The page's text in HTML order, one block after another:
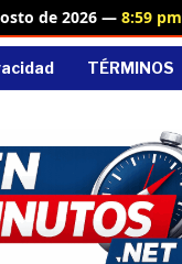
de 2026 — 8:59 pm
TÉRMINOS